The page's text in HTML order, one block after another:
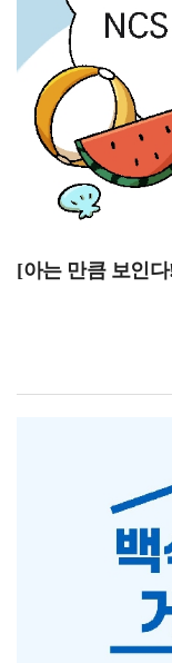
학업 계획을 미리
계절학기를 수강
계획적으로 학업
바랍니다!6월 29
6월 29일부터 7월
성적열람 및 온라
성적/강의평가로
통해 가능합니다.
제시된 출석상황
때문에 성적에 문
수업별로 이의신
29일 월요일 오전
3시까지입니다.
출력 기간은 2026
기간에는 본인의
학기동안 달려온
본인의 성적을 확
마감세 번째로 7월
마감 이후에는 담